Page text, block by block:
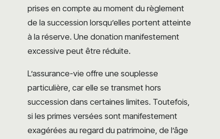
prises en compte au moment du règlement
de la succession lorsqu’elles portent atteinte
à la réserve. Une donation manifestement
excessive peut être réduite.
L’assurance-vie offre une souplesse
particulière, car elle se transmet hors
succession dans certaines limites. Toutefois,
si les primes versées sont manifestement
exagérées au regard du patrimoine, de l’âge